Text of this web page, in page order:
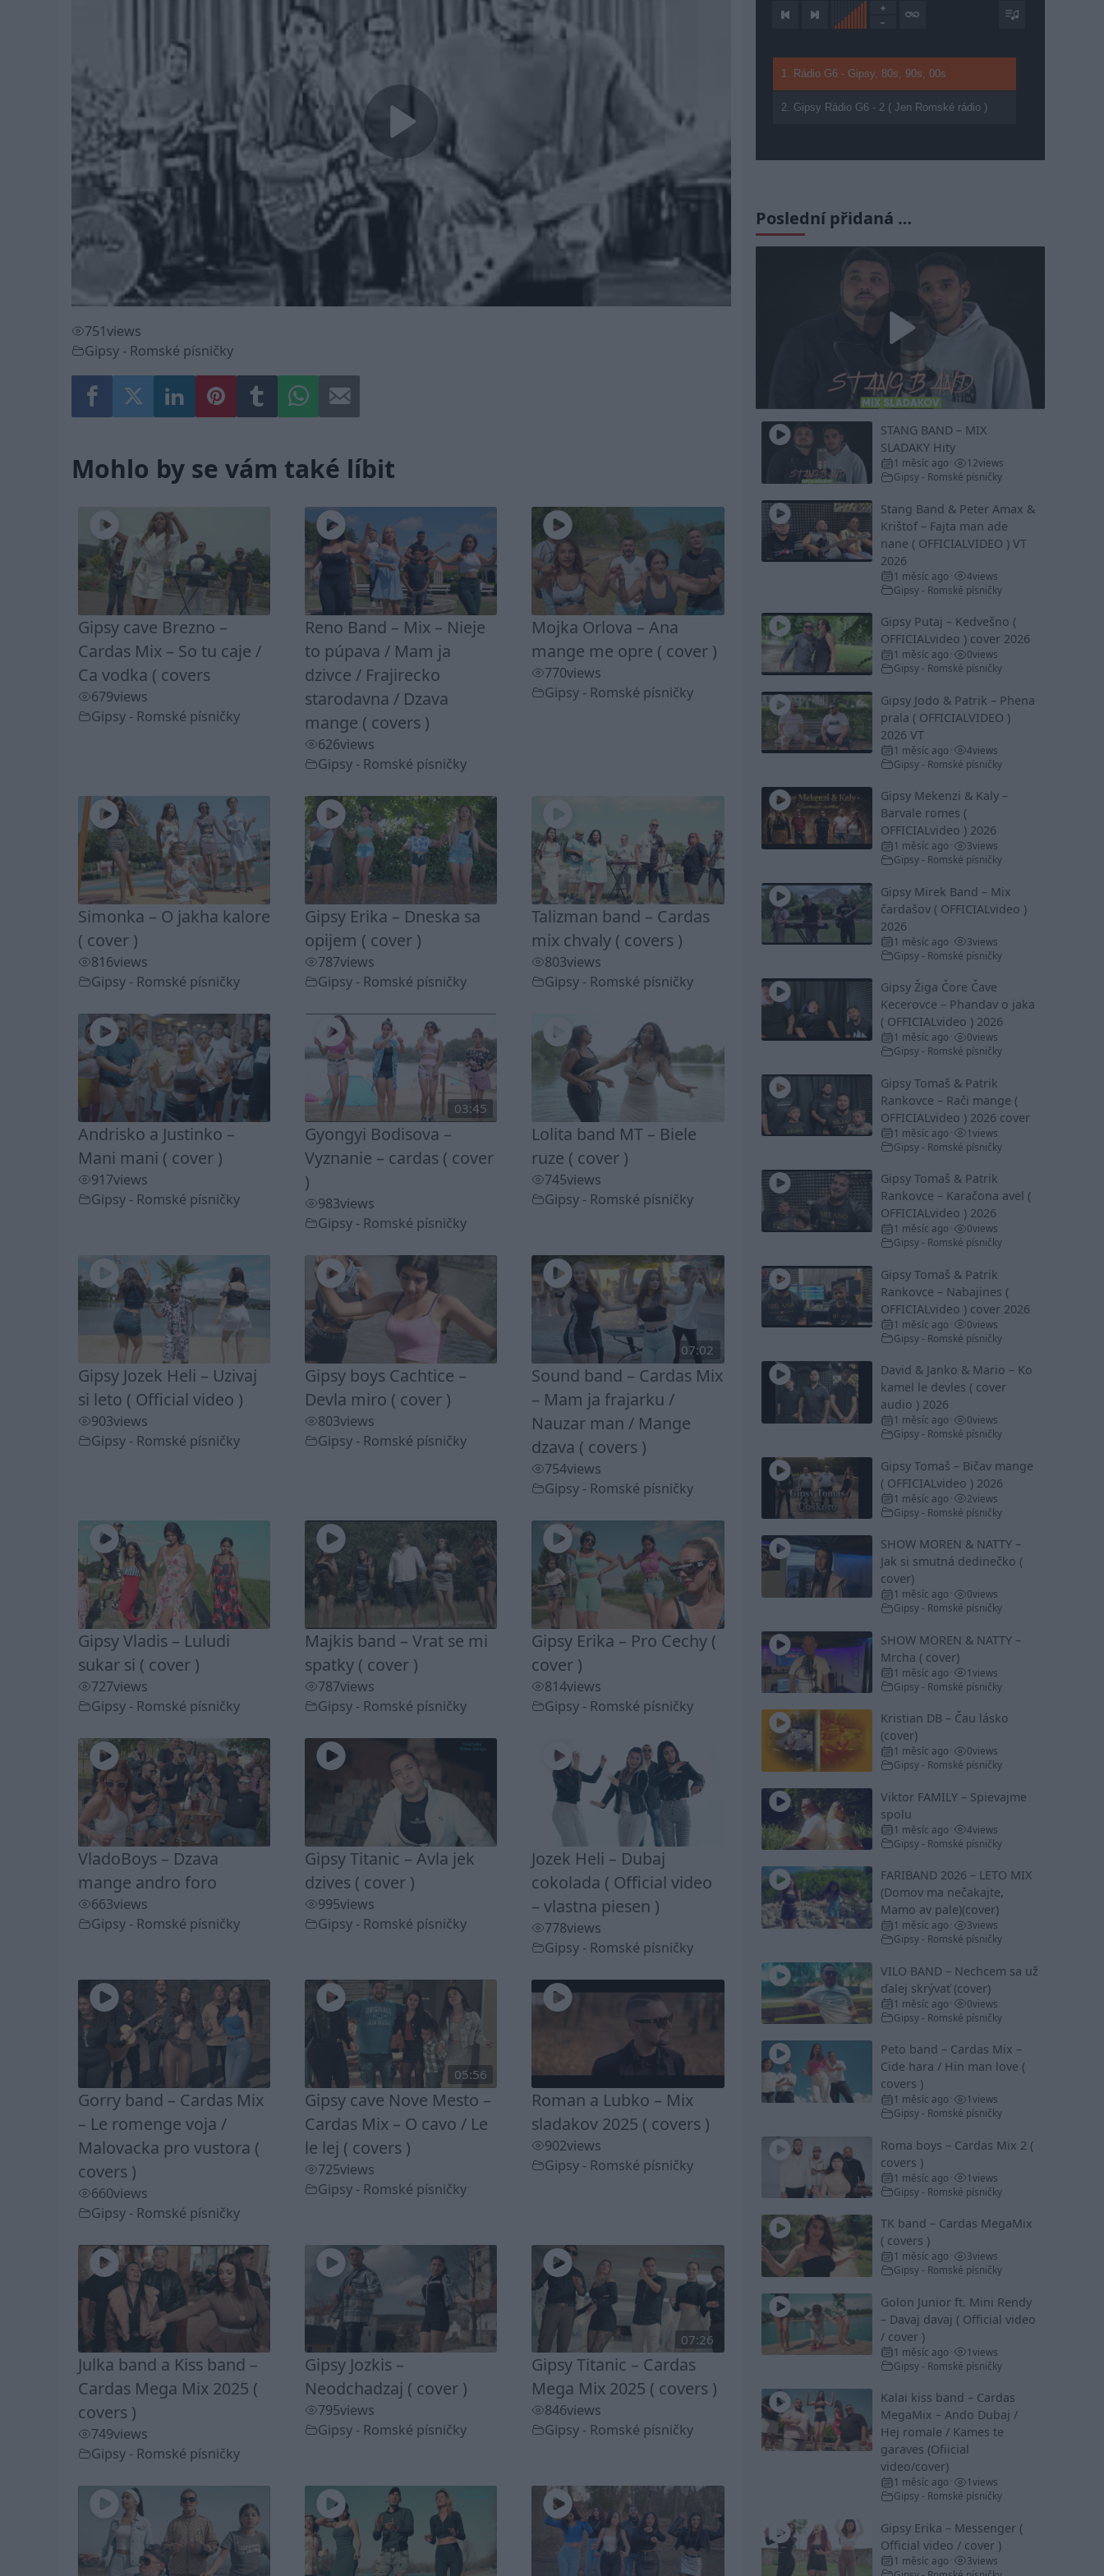
Play
Video
751views
Gipsy - Romské písničky
Mohlo by se vám také líbit
Gipsy cave Brezno –
Cardas Mix – So tu caje /
Ca vodka ( covers
679views
Gipsy - Romské písničky
Reno Band – Mix – Nieje
to púpava / Mam ja
dzivce / Frajirecko
starodavna / Dzava
mange ( covers )
626views
Gipsy - Romské písničky
Mojka Orlova – Ana
mange me opre ( cover )
770views
Gipsy - Romské písničky
Simonka – O jakha kalore
( cover )
816views
Gipsy - Romské písničky
Gipsy Erika – Dneska sa
opijem ( cover )
787views
Gipsy - Romské písničky
Talizman band – Cardas
mix chvaly ( covers )
803views
Gipsy - Romské písničky
Andrisko a Justinko –
Mani mani ( cover )
917views
Gipsy - Romské písničky
03:45
Gyongyi Bodisova –
Vyznanie – cardas ( cover
)
983views
Gipsy - Romské písničky
Lolita band MT – Biele
ruze ( cover )
745views
Gipsy - Romské písničky
Gipsy Jozek Heli – Uzivaj
si leto ( Official video )
903views
Gipsy - Romské písničky
Gipsy boys Cachtice –
Devla miro ( cover )
803views
Gipsy - Romské písničky
07:02
Sound band – Cardas Mix
– Mam ja frajarku /
Nauzar man / Mange
dzava ( covers )
754views
Gipsy - Romské písničky
Gipsy Vladis – Luludi
sukar si ( cover )
727views
Gipsy - Romské písničky
Majkis band – Vrat se mi
spatky ( cover )
787views
Gipsy - Romské písničky
Gipsy Erika – Pro Cechy (
cover )
814views
Gipsy - Romské písničky
VladoBoys – Dzava
mange andro foro
663views
Gipsy - Romské písničky
Gipsy Titanic – Avla jek
dzives ( cover )
995views
Gipsy - Romské písničky
Jozek Heli – Dubaj
cokolada ( Official video
– vlastna piesen )
778views
Gipsy - Romské písničky
Gorry band – Cardas Mix
– Le romenge voja /
Malovacka pro vustora (
covers )
660views
Gipsy - Romské písničky
05:56
Gipsy cave Nove Mesto –
Cardas Mix – O cavo / Le
le lej ( covers )
725views
Gipsy - Romské písničky
Roman a Lubko – Mix
sladakov 2025 ( covers )
902views
Gipsy - Romské písničky
Julka band a Kiss band –
Cardas Mega Mix 2025 (
covers )
749views
Gipsy - Romské písničky
Gipsy Jozkis –
Neodchadzaj ( cover )
795views
Gipsy - Romské písničky
07:26
Gipsy Titanic – Cardas
Mega Mix 2025 ( covers )
846views
Gipsy - Romské písničky
1. Rádio G6 - Gipsy, 80s, 90s, 00s
2. Gipsy Rádio G6 - 2 ( Jen Romské rádio )
Poslední přidaná …
Play
Video
STANG BAND – MIX
SLADAKY Hity
1 měsíc ago 12views
Gipsy - Romské písničky
Stang Band & Peter Amax &
Krištof – Fajta man ade
nane ( OFFICIALVIDEO ) VT
2026
1 měsíc ago 4views
Gipsy - Romské písničky
Gipsy Putaj – Kedvešno (
OFFICIALvideo ) cover 2026
1 měsíc ago 0views
Gipsy - Romské písničky
Gipsy Jodo & Patrik – Phena
prala ( OFFICIALVIDEO )
2026 VT
1 měsíc ago 4views
Gipsy - Romské písničky
Gipsy Mekenzi & Kaly –
Barvale romes (
OFFICIALvideo ) 2026
1 měsíc ago 3views
Gipsy - Romské písničky
Gipsy Mirek Band – Mix
čardašov ( OFFICIALvideo )
2026
1 měsíc ago 3views
Gipsy - Romské písničky
Gipsy Žiga Čore Čave
Kecerovce – Phandav o jaka
( OFFICIALvideo ) 2026
1 měsíc ago 0views
Gipsy - Romské písničky
Gipsy Tomaš & Patrik
Rankovce – Rači mange (
OFFICIALvideo ) 2026 cover
1 měsíc ago 1views
Gipsy - Romské písničky
Gipsy Tomaš & Patrik
Rankovce – Karačona avel (
OFFICIALvideo ) 2026
1 měsíc ago 0views
Gipsy - Romské písničky
Gipsy Tomaš & Patrik
Rankovce – Nabajines (
OFFICIALvideo ) cover 2026
1 měsíc ago 0views
Gipsy - Romské písničky
David & Janko & Mario – Ko
kamel le devles ( cover
audio ) 2026
1 měsíc ago 0views
Gipsy - Romské písničky
Gipsy Tomaš – Bičav mange
( OFFICIALvideo ) 2026
1 měsíc ago 2views
Gipsy - Romské písničky
SHOW MOREN & NATTY –
Jak si smutná dedinečko (
cover)
1 měsíc ago 0views
Gipsy - Romské písničky
SHOW MOREN & NATTY –
Mrcha ( cover)
1 měsíc ago 1views
Gipsy - Romské písničky
Kristian DB – Čau lásko
(cover)
1 měsíc ago 0views
Gipsy - Romské písničky
Viktor FAMILY – Spievajme
spolu
1 měsíc ago 4views
Gipsy - Romské písničky
FARIBAND 2026 – LETO MIX
(Domov ma nečakajte,
Mamo av pale)(cover)
1 měsíc ago 3views
Gipsy - Romské písničky
VILO BAND – Nechcem sa už
ďalej skrývať (cover)
1 měsíc ago 0views
Gipsy - Romské písničky
Peto band – Cardas Mix –
Cide hara / Hin man love (
covers )
1 měsíc ago 1views
Gipsy - Romské písničky
Roma boys – Cardas Mix 2 (
covers )
1 měsíc ago 1views
Gipsy - Romské písničky
TK band – Cardas MegaMix
( covers )
1 měsíc ago 3views
Gipsy - Romské písničky
Golon Junior ft. Mini Rendy
– Davaj davaj ( Official video
/ cover )
1 měsíc ago 1views
Gipsy - Romské písničky
Kalai kiss band – Cardas
MegaMix – Ando Dubaj /
Hej romale / Kames te
garaves (Ofiicial
video/cover)
1 měsíc ago 1views
Gipsy - Romské písničky
Gipsy Erika – Messenger (
Official video / cover )
1 měsíc ago 3views